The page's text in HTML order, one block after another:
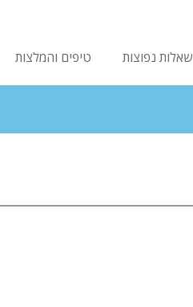
שאלות נפוצות טיפים והמלצות